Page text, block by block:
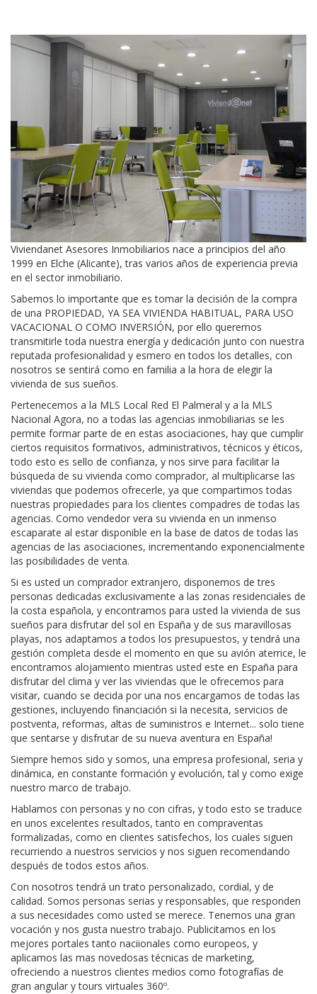
Viviendanet Asesores Inmobiliarios nace a principios del año
1999 en Elche (Alicante), tras varios años de experiencia previa
en el sector inmobiliario.
Sabemos lo importante que es tomar la decisión de la compra
de una PROPIEDAD, YA SEA VIVIENDA HABITUAL, PARA USO
VACACIONAL O COMO INVERSIÓN, por ello queremos
transmitirle toda nuestra energía y dedicación junto con nuestra
reputada profesionalidad y esmero en todos los detalles, con
nosotros se sentirá como en familia a la hora de elegir la
vivienda de sus sueños.
Pertenecemos a la MLS Local Red El Palmeral y a la MLS
Nacional Agora, no a todas las agencias inmobiliarias se les
permite formar parte de en estas asociaciones, hay que cumplir
ciertos requisitos formativos, administrativos, técnicos y éticos,
todo esto es sello de confianza, y nos sirve para facilitar la
búsqueda de su vivienda como comprador, al multiplicarse las
viviendas que podemos ofrecerle, ya que compartimos todas
nuestras propiedades para los clientes compadres de todas las
agencias. Como vendedor vera su vivienda en un inmenso
escaparate al estar disponible en la base de datos de todas las
agencias de las asociaciones, incrementando exponencialmente
las posibilidades de venta.
Si es usted un comprador extranjero, disponemos de tres
personas dedicadas exclusivamente a las zonas residenciales de
la costa española, y encontramos para usted la vivienda de sus
sueños para disfrutar del sol en España y de sus maravillosas
playas, nos adaptamos a todos los presupuestos, y tendrá una
gestión completa desde el momento en que su avión aterrice, le
encontramos alojamiento mientras usted este en España para
disfrutar del clima y ver las viviendas que le ofrecemos para
visitar, cuando se decida por una nos encargamos de todas las
gestiones, incluyendo financiación si la necesita, servicios de
postventa, reformas, altas de suministros e Internet... solo tiene
que sentarse y disfrutar de su nueva aventura en España!
Siempre hemos sido y somos, una empresa profesional, seria y
dinámica, en constante formación y evolución, tal y como exige
nuestro marco de trabajo.
Hablamos con personas y no con cifras, y todo esto se traduce
en unos excelentes resultados, tanto en compraventas
formalizadas, como en clientes satisfechos, los cuales siguen
recurriendo a nuestros servicios y nos siguen recomendando
después de todos estos años.
Con nosotros tendrá un trato personalizado, cordial, y de
calidad. Somos personas serias y responsables, que responden
a sus necesidades como usted se merece. Tenemos una gran
vocación y nos gusta nuestro trabajo. Publicitamos en los
mejores portales tanto naciionales como europeos, y
aplicamos las mas novedosas técnicas de marketing,
ofreciendo a nuestros clientes medios como fotografías de
gran angular y tours virtuales 360º.